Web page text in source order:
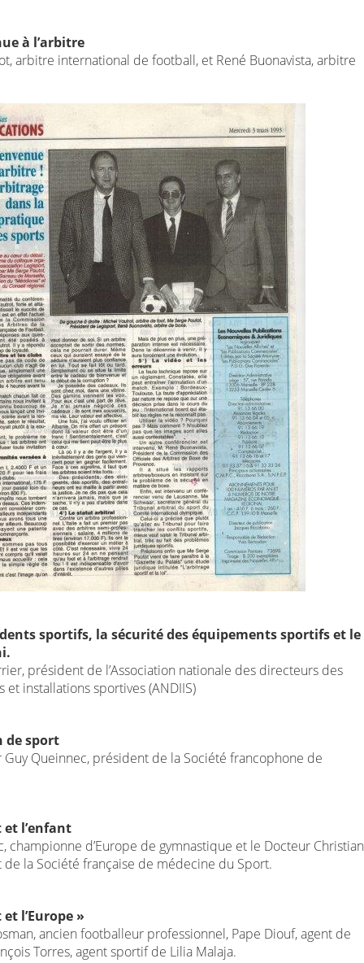
à l’arbitre
arbitre international de football, et René Buonavista, arbitre
sportifs, la sécurité des équipements sportifs et le
président de l’Association nationale des directeurs des
et installations sportives (ANDIIS)
de sport
Guy Queinnec, président de la Société francophone de
et l’enfant
championne d’Europe de gymnastique et le Docteur Christian
de la Société française de médecine du Sport.
l’Europe »
ancien footballeur professionnel, Pape Diouf, agent de
Torres, agent sportif de Lilia Malaja.